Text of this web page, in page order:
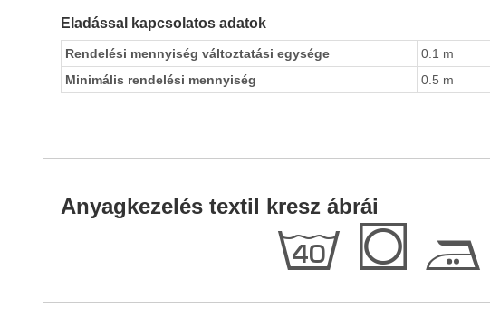
Eladással kapcsolatos adatok
Rendelési mennyiség változtatási egysége
0.1 m
Minimális rendelési mennyiség
0.5 m
Anyagkezelés textil kresz ábrái
h Q E